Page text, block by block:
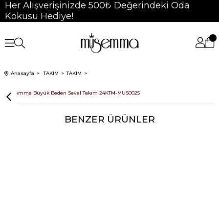
Her Alışverişinizde 500₺ Değerindeki Oda
Kokusu Hediye!
Anasayfa TAKIM TAKIM
Müsemma Büyük Beden Seval Takım 24KTM-MUS0025
BENZER ÜRÜNLER